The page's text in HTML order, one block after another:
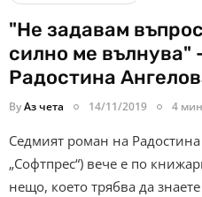
"Не задавам
силно ме вълнува"
Радостина
ByАз чета 14/11/2019 4
Седмият роман на Радостина
„Софтпрес“) вече е по
нещо, което трябва да